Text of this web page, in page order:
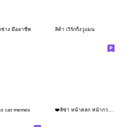
ช่าง มืออาชีพ ลิต้า เวิร์กกิ้งวูแมน
cat memes